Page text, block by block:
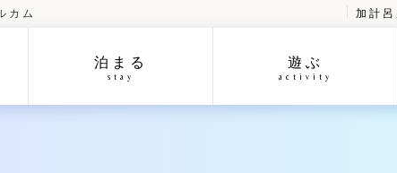
カム 加計
泊まる
stay
遊ぶ
activity